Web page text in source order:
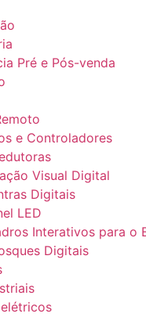
Pré e Pós-venda
e Controladores
Visual Digital
Digitais
LED
Interativos para o
Digitais